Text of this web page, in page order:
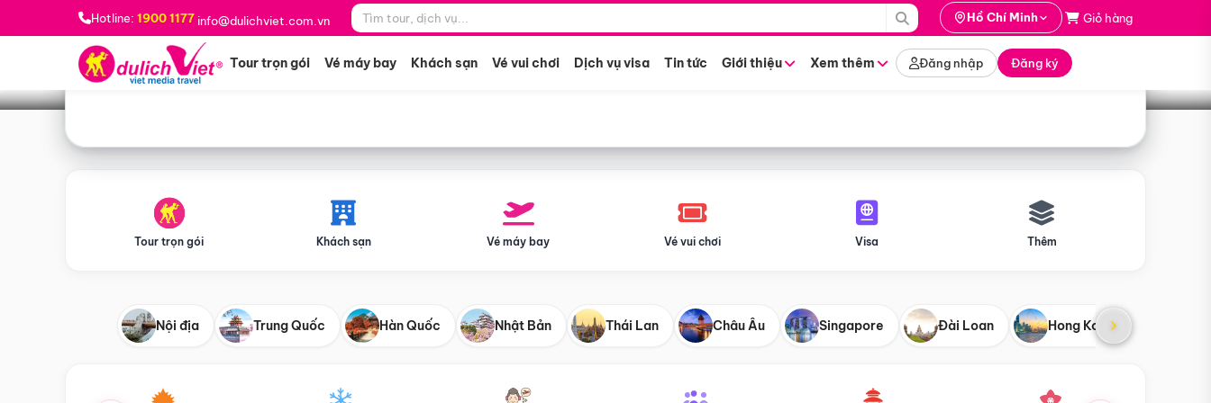
Hotline: 1900 1177 info@dulichviet.com.vn Hồ Chí Minh Giỏ hàng
Tour trọn gói Vé máy bay Khách sạn Vé vui chơi Dịch vụ visa Tin tức Giới thiệu Xem thêm Đăng nhập Đăng ký
Bạn muốn đi đâu? *
Tìm tour
Tour trọn gói Khách sạn Vé máy bay Vé vui chơi Visa Thêm
Nội địa Trung Quốc Hàn Quốc Nhật Bản Thái Lan Châu Âu Singapore Đài Loan Hong Kong